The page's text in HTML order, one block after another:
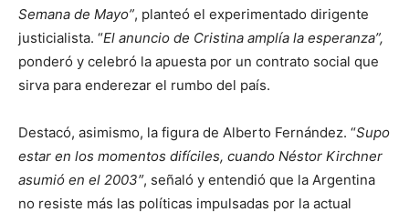
Semana de Mayo”, planteó el experimentado dirigente
justicialista. “El anuncio de Cristina amplía la esperanza”,
ponderó y celebró la apuesta por un contrato social que
sirva para enderezar el rumbo del país.
Destacó, asimismo, la figura de Alberto Fernández. “Supo
estar en los momentos difíciles, cuando Néstor Kirchner
asumió en el 2003″, señaló y entendió que la Argentina
no resiste más las políticas impulsadas por la actual